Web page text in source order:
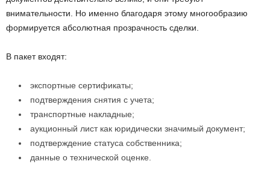
внимательности. Но именно благодаря этому многообразию
формируется абсолютная прозрачность сделки.
В пакет входят:
экспортные сертификаты;
подтверждения снятия с учета;
транспортные накладные;
аукционный лист как юридически значимый документ;
подтверждение статуса собственника;
данные о технической оценке.